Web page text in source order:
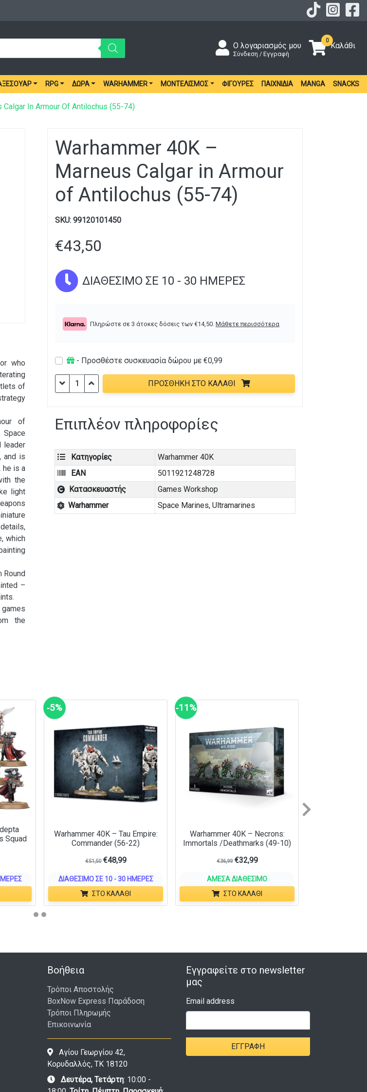
Ο λογαριασμός μου
Σύνδεση / Εγγραφή
0
Καλάθι
RPG ΔΏΡΑ WARHAMMER ΜΟΝΤΕΛΙΣΜΌΣ ΦΙΓΟΎΡΕΣ ΠΑΙΧΝΊΔΙΑ MANGA SNACKS
Calgar In Armour Of Antilochus (55-74)
who
of
of
leader
and is
he is a
the
light
which
Round
–
the
Warhammer 40K –
Marneus Calgar in Armour
of Antilochus (55-74)
SKU: 99120101450
€43,50
ΔΙΑΘΈΣΙΜΟ ΣΕ 10 - 30 ΗΜΈΡΕΣ
Πληρώστε σε 3 άτοκες δόσεις των €14,50 Μάθετε περισσότερα
- Προσθέστε συσκευασία δώρου με €0,99
Warhammer
40K
Calgar
Armour
of
Antilochus
(55-
74)
ποσότητα
ΠΡΟΣΘΉΚΗ ΣΤΟ ΚΑΛΆΘΙ
Επιπλέον πληροφορίες
Κατηγορίες
Warhammer 40K
EAN
5011921248728
Κατασκευαστής
Games Workshop
Warhammer
Space Marines, Ultramarines
Squad
‑5%
Warhammer 40K – Tau Empire:
Commander (56-22)
€51,50 €48,99
ΔΙΑΘΈΣΙΜΟ ΣΕ 10 - 30 ΗΜΈΡΕΣ
ΣΤΟ ΚΑΛΆΘΙ
‑11%
Warhammer 40K – Necrons:
Immortals /Deathmarks (49-10)
€36,99 €32,99
ΆΜΕΣΑ ΔΙΑΘΈΣΙΜΟ
ΣΤΟ ΚΑΛΆΘΙ
Next
Βοήθεια
Τρόποι Αποστολής
BoxNow Express Παράδοση
Τρόποι Πληρωμής
Επικοινωνία
Αγίου Γεωργίου 42,
Κορυδαλλός, ΤΚ 18120
Δευτέρα, Τετάρτη: 10:00 -
Εγγραφείτε στο newsletter
μας
Email address
ΕΓΓΡΑΦΉ